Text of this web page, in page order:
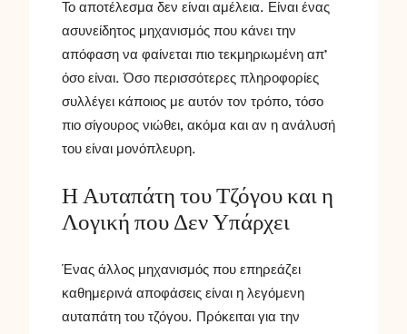
Το αποτέλεσμα δεν είναι αμέλεια. Είναι ένας
ασυνείδητος μηχανισμός που κάνει την
απόφαση να φαίνεται πιο τεκμηριωμένη απ’
όσο είναι. Όσο περισσότερες πληροφορίες
συλλέγει κάποιος με αυτόν τον τρόπο, τόσο
πιο σίγουρος νιώθει, ακόμα και αν η ανάλυσή
του είναι μονόπλευρη.
Η Αυταπάτη του Τζόγου και η
Λογική που Δεν Υπάρχει
Ένας άλλος μηχανισμός που επηρεάζει
καθημερινά αποφάσεις είναι η λεγόμενη
αυταπάτη του τζόγου. Πρόκειται για την